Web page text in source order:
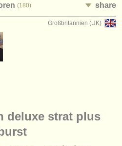
(180) share
Großbritannien (UK)
deluxe strat plus